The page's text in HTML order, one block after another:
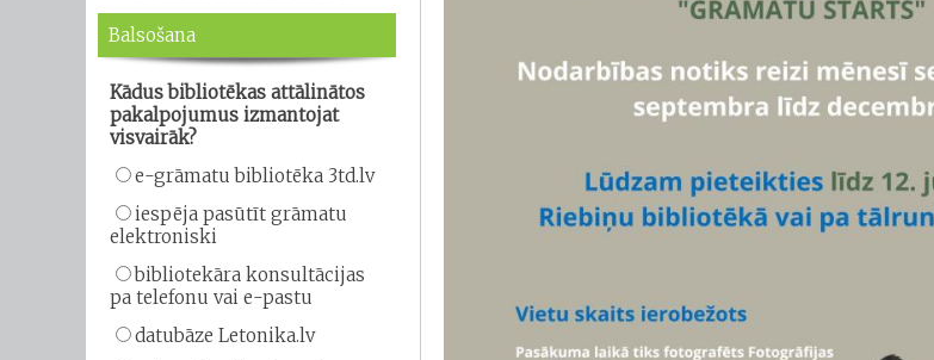
Balsošana
Kādus bibliotēkas attālinātos
pakalpojumus izmantojat
visvairāk?
e-grāmatu bibliotēka 3td.lv
iespēja pasūtīt grāmatu
elektroniski
bibliotekāra konsultācijas
pa telefonu vai e-pastu
datubāze Letonika.lv